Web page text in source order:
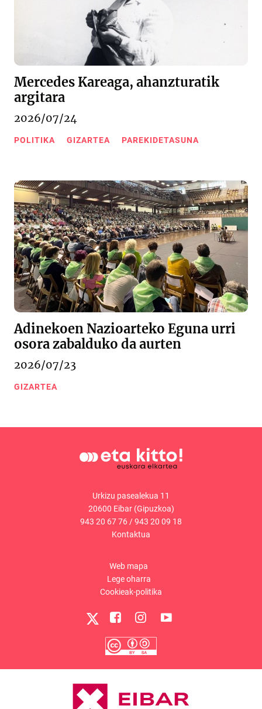
Mercedes Kareaga, ahanzturatik
argitara
2026/07/24
POLITIKA GIZARTEA PAREKIDETASUNA
Adinekoen Nazioarteko Eguna urri
osora zabalduko da aurten
2026/07/23
GIZARTEA
Urkizu pasealekua 11
20600 Eibar (Gipuzkoa)
943 20 67 76/943 20 09 18
Kontaktua
Web mapa
Lege oharra
Cookieak-politika